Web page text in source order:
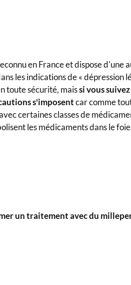
en France et dispose d'une
les indications de « dépression
toute sécurité, maissi vous
s'imposentcar comme
certaines classes de
les médicaments dans le
un traitement avec du